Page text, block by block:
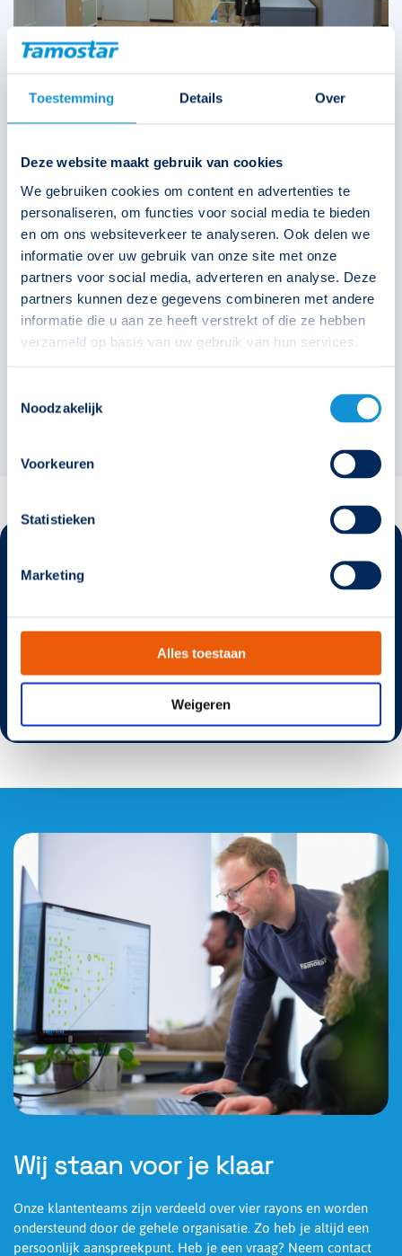
Toestemming Details Over
Deze website maakt gebruik van cookies
We gebruiken cookies om content en advertenties te
personaliseren, om functies voor social media te bieden
en om ons websiteverkeer te analyseren. Ook delen we
informatie over uw gebruik van onze site met onze
partners voor social media, adverteren en analyse. Deze
partners kunnen deze gegevens combineren met andere
informatie die u aan ze heeft verstrekt of die ze hebben
verzameld op basis van uw gebruik van hun services.
Noodzakelijk
Voorkeuren
Statistieken
Marketing
Alles toestaan
Weigeren
Kindcentrum Wheermolen in
duurzaamheid
Bij de bouw van Kindcentrum Wheermolen is er rekening
gehouden met de duurzaamheid van de materialen die gebruikt
worden. De keus voor noodverlichting is gevallen op Famostar.
Vanwege de 10 jaar garantie op de armaturen en de
accugarantie van 8 jaar is dit een hele duurzame keuze.
Aan de buitenzijde van het gebouw hangt de Nightlife. De
behuizing van de Nightlife is gemaakt van biocirculair
Bekijk de referentie
SmartScan
Wij staan voor je klaar
Onze klantenteams zijn verdeeld over vier rayons en worden
ondersteund door de gehele organisatie. Zo heb je altijd een
persoonlijk aanspreekpunt. Heb je een vraag? Neem contact